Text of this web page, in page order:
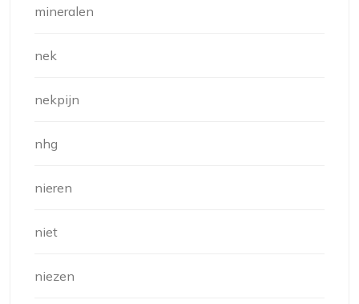
mineralen
nek
nekpijn
nhg
nieren
niet
niezen